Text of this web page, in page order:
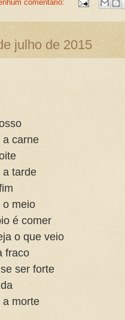
comentário:
julho de 2015
a carne
a tarde
o meio
é comer
o que veio
fraco
ser forte
a morte